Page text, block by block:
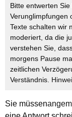
Bitte entwerten
Verunglimpfungen
Texte schalten wir
moderiert, da die
verstehen Sie,
morgens Pause
zeitlichen
Verständnis.
Sie müssen